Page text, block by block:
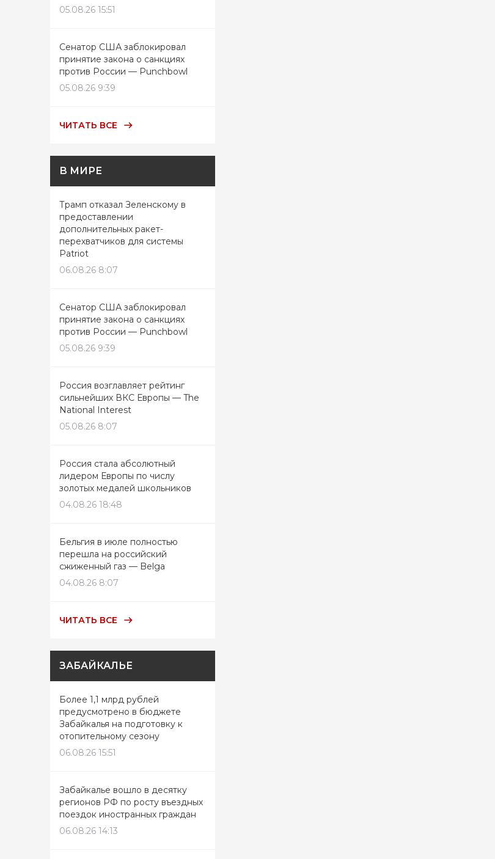
05.08.26 15:51
Сенатор США заблокировал
принятие закона о санкциях
против России — Punchbowl
05.08.26 9:39
ЧИТАТЬ ВСЕ
В МИРЕ
Трамп отказал Зеленскому в
предоставлении
дополнительных ракет-
перехватчиков для системы
Patriot
06.08.26 8:07
Сенатор США заблокировал
принятие закона о санкциях
против России — Punchbowl
05.08.26 9:39
Россия возглавляет рейтинг
сильнейших ВКС Европы — The
National Interest
05.08.26 8:07
Россия стала абсолютный
лидером Европы по числу
золотых медалей школьников
04.08.26 18:48
Бельгия в июле полностью
перешла на российский
сжиженный газ — Belga
04.08.26 8:07
ЧИТАТЬ ВСЕ
ЗАБАЙКАЛЬЕ
Более 1,1 млрд рублей
предусмотрено в бюджете
Забайкалья на подготовку к
отопительному сезону
06.08.26 15:51
Забайкалье вошло в десятку
регионов РФ по росту въездных
поездок иностранных граждан
06.08.26 14:13